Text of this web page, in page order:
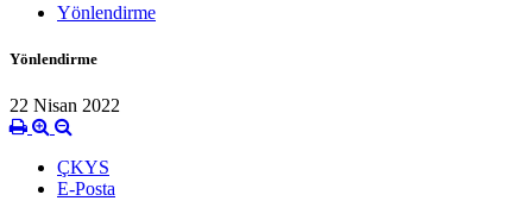
Yönlendirme
Yönlendirme
22 Nisan 2022
ÇKYS
E-Posta